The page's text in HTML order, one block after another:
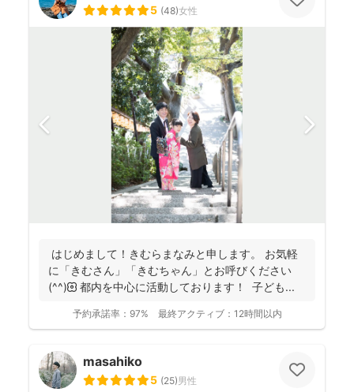
5 (48)女性
はじめまして！きむらまなみと申します。 お気軽
に「きむさん」「きむちゃん」とお呼びください
(^^)🌼 都内を中心に活動しております！ 子ども...
予約承諾率： 97% 最終アクティブ： 12時間以内
masahiko
5 (25)男性